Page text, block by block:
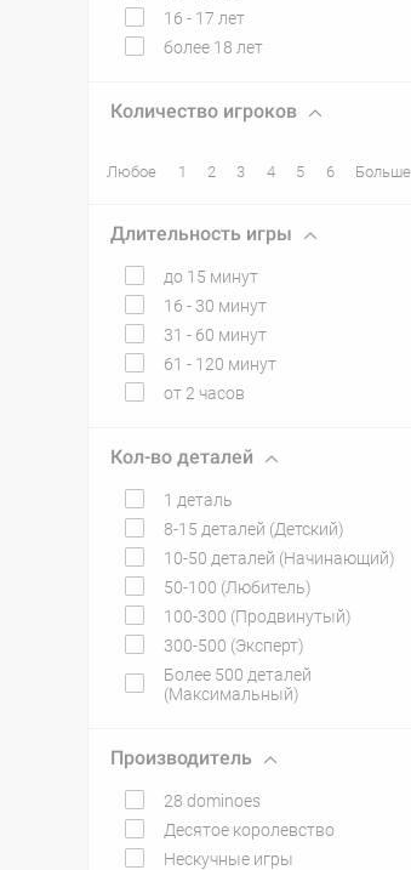
16 - 17 лет
более 18 лет
Количество игроков
Любое 1 2 3 4 5 6 Больше
Длительность игры
до 15 минут
16 - 30 минут
31 - 60 минут
61 - 120 минут
от 2 часов
Кол-во деталей
1 деталь
8-15 деталей (Детский)
10-50 деталей (Начинающий)
50-100 (Любитель)
100-300 (Продвинутый)
300-500 (Эксперт)
Более 500 деталей
(Максимальный)
Производитель
28 dominoes
Десятое королевство
Нескучные игры